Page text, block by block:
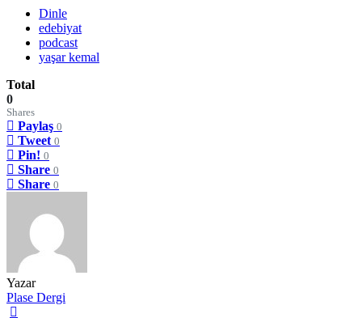
Dinle
edebiyat
podcast
yaşar kemal
Total
0
Shares
Paylaş 0
Tweet 0
Pin! 0
Share 0
Share 0
Yazar
Plase Dergi